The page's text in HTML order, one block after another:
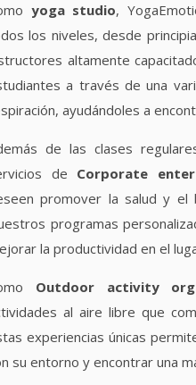
yoga studio,
los niveles, desde
altamente
a través de una
ayudándoles a
de las clases
de Corporate
promover la salud y el
programas
la productividad en el
Outdoor activity
al aire libre que
experiencias únicas
su entorno y encontrar una